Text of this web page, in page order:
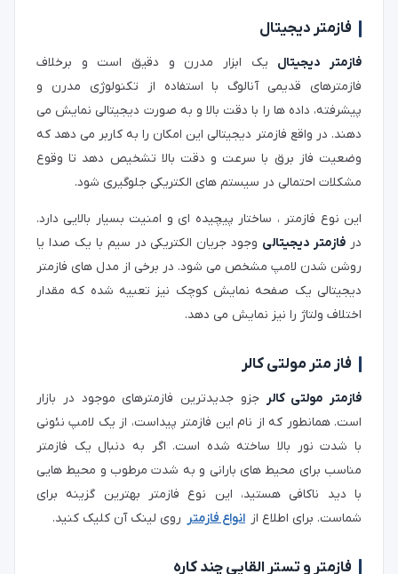
فازمتر دیجیتال
فازمتر دیجیتال یک ابزار مدرن و دقیق است و برخلاف
فازمترهای قدیمی آنالوگ با استفاده از تکنولوژی مدرن و
پیشرفته، داده ها را با دقت بالا و به صورت دیجیتالی نمایش می
دهند. در واقع فازمتر دیجیتالی این امکان را به کاربر می دهد که
وضعیت فاز برق با سرعت و دقت بالا تشخیص دهد تا وقوع
مشکلات احتمالی در سیستم های الکتریکی جلوگیری شود.
این نوع فازمتر ، ساختار پیچیده ای و امنیت بسیار بالایی دارد.
در فازمتر دیجیتالی وجود جریان الکتریکی در سیم با یک صدا یا
روشن شدن لامپ مشخص می شود. در برخی از مدل های فازمتر
دیجیتالی یک صفحه نمایش کوچک نیز تعبیه شده که مقدار
اختلاف ولتاژ را نیز نمایش می دهد.
فاز متر مولتی کالر
فازمتر مولتی کالر جزو جدیدترین فازمترهای موجود در بازار
است. همانطور که از نام این فازمتر پیداست، از یک لامپ نئونی
با شدت نور بالا ساخته شده است. اگر به دنبال یک فازمتر
مناسب برای محیط های بارانی و به شدت مرطوب و محیط هایی
با دید ناکافی هستید، این نوع فازمتر بهترین گزینه برای
شماست. برای اطلاع از انواع فازمتر روی لینک آن کلیک کنید.
فازمتر و تستر القایی چند کاره